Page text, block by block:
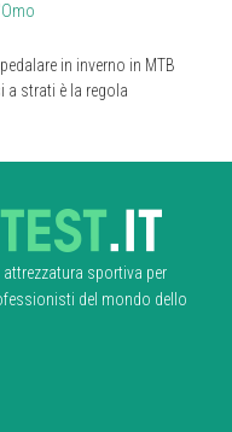
in inverno in MTB
a strati è la regola
sportiva per
del mondo dello